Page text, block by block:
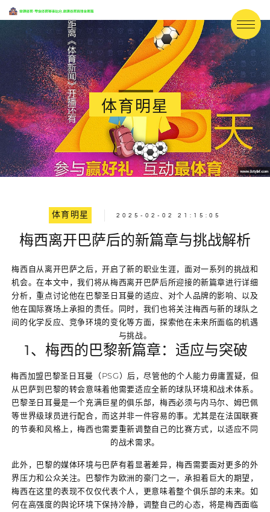
体育明星
体育明星 2025-02-02 21:15:05
梅西离开巴萨后的新篇章与挑战解析
梅西自从离开巴萨之后，开启了新的职业生涯，面对一系列的挑战和
机会。在本文中，我们将从梅西离开巴萨后所迎接的新篇章进行详细
分析，重点讨论他在巴黎圣日耳曼的适应、对个人品牌的影响、以及
他在国际赛场上承担的责任。同时，我们也将关注梅西与新的球队之
间的化学反应、竞争环境的变化等方面，探索他在未来所面临的机遇
与挑战。
1、梅西的巴黎新篇章：适应与突破
梅西加盟巴黎圣日耳曼（PSG）后，尽管他的个人能力毋庸置疑，但
从巴萨到巴黎的转会意味着他需要适应全新的球队环境和战术体系。
巴黎圣日耳曼是一个充满巨星的俱乐部，梅西必须与内马尔、姆巴佩
等世界级球员进行配合，而这并非一件容易的事。尤其是在法国联赛
的节奏和风格上，梅西也需要重新调整自己的比赛方式，以适应不同
的战术需求。
此外，巴黎的媒体环境与巴萨有着显著差异，梅西需要面对更多的外
界压力和公众关注。巴黎作为欧洲的豪门之一，承担着巨大的期望，
梅西在这里的表现不仅仅代表个人，更意味着整个俱乐部的未来。如
何在高强度的舆论环境下保持冷静，调整自己的心态，将是梅西面临